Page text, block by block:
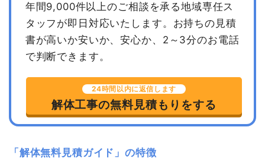
年間9,000件以上のご相談を承る地域専任ス
タッフが即日対応いたします。 お持ちの見積
書が高いか安いか、安心か、2～3分のお電話
で判断できます。
24時間以内に返信します
解体工事の無料見積もりをする
「解体無料見積ガイド」の特徴